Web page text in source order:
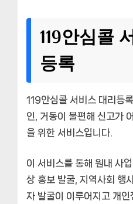
119안심콜
등록
119안심콜 서비스 대리등
인, 거동이 불편해 신고가
을 위한 서비스입니다.
이 서비스를 통해 원내 사
상 홍보 발굴, 지역사회 행
자 발굴이 이루어지고 개